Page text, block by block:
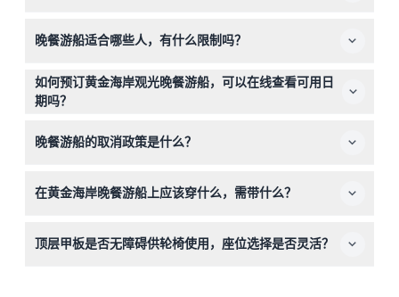
鲜，现场本地娱乐表演，以及从空调下层甲板和开放顶层观
晚餐游船适合哪些人，有什么限制吗？
游船适合家庭出游，3岁以下儿童免费，但不适合孕妇、近
期手术或心脏病患者及非常年幼的幼儿。
如何预订黄金海岸观光晚餐游船，可以在线查看可用日
期吗？
座位选择的可用性。
晚餐游船的取消政策是什么？
但出发前48小时内取消或未出现将全额收费。退款将退回
在黄金海岸晚餐游船上应该穿什么，需带什么？
忘了带相机捕捉夜晚美丽的城市天际线！
顶层甲板是否无障碍供轮椅使用，座位选择是否灵活？